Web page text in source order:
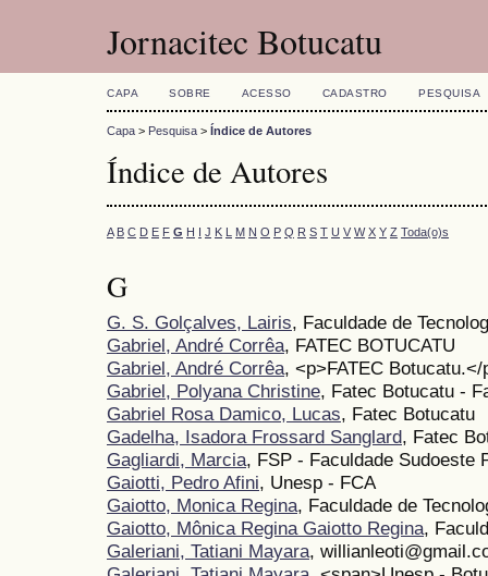
Jornacitec Botucatu
CAPA SOBRE ACESSO CADASTRO PESQUISA
Capa > Pesquisa > Índice de Autores
Índice de Autores
A B C D E F G H I J K L M N O P Q R S T U V W X Y Z Toda(o)s
G
G. S. Golçalves, Lairis, Faculdade de
Gabriel, André Corrêa, FATEC BOTUCATU
Gabriel, André Corrêa, <p>FATEC Botucatu.</
Gabriel, Polyana Christine, Fatec Botucatu -
Gabriel Rosa Damico, Lucas, Fatec Botucatu
Gadelha, Isadora Frossard Sanglard, Fatec
Gagliardi, Marcia, FSP - Faculdade Sudoeste
Gaiotti, Pedro Afini, Unesp - FCA
Gaiotto, Monica Regina, Faculdade de
Gaiotto, Mônica Regina Gaiotto Regina,
Galeriani, Tatiani Mayara,